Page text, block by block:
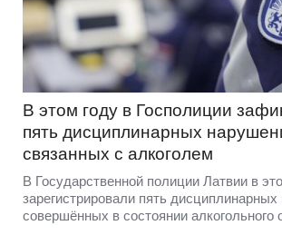
В этом году в Госполиции
пять дисциплинарных
связанных с алкоголем
В Государственной полиции Латвии в
зарегистрировали пять
совершённых в состоянии алкогольного